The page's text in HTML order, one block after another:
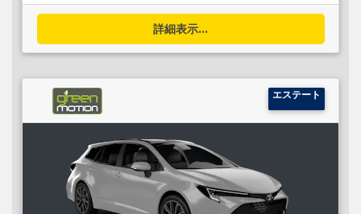
詳細表示...
エステート